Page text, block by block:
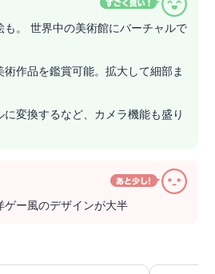
も。 世界中の美術館にバーチャルで
作品を鑑賞可能。拡大して細部ま
変換するなど、カメラ機能も盛り
ゲー風のデザインが大半